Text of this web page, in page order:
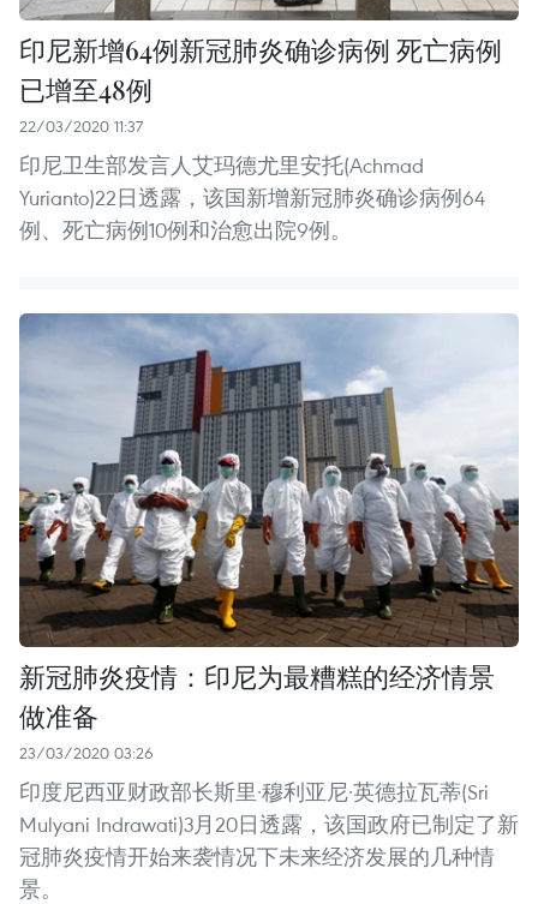
印尼新增64例新冠肺炎确诊病例 死亡病例
已增至48例
22/03/2020 11:37
印尼卫生部发言人艾玛德尤里安托(Achmad
Yurianto)22日透露，该国新增新冠肺炎确诊病例64
例、死亡病例10例和治愈出院9例。
新冠肺炎疫情：印尼为最糟糕的经济情景
做准备
23/03/2020 03:26
印度尼西亚财政部长斯里·穆利亚尼·英德拉瓦蒂(Sri
Mulyani Indrawati)3月20日透露，该国政府已制定了新
冠肺炎疫情开始来袭情况下未来经济发展的几种情
景。